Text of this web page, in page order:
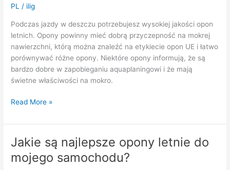
voiture
PL / ilig
Podczas jazdy w deszczu potrzebujesz wysokiej jakości opon
letnich. Opony powinny mieć dobrą przyczepność na mokrej
nawierzchni, którą można znaleźć na etykiecie opon UE i łatwo
porównywać różne opony. Niektóre opony informują, że są
bardzo dobre w zapobieganiu aquaplaningowi i że mają
świetne właściwości na mokro.
Skąd
wiedzieć,
czy
moje
opony
Read More »
Jakie są najlepsze opony letnie do
mojego samochodu?